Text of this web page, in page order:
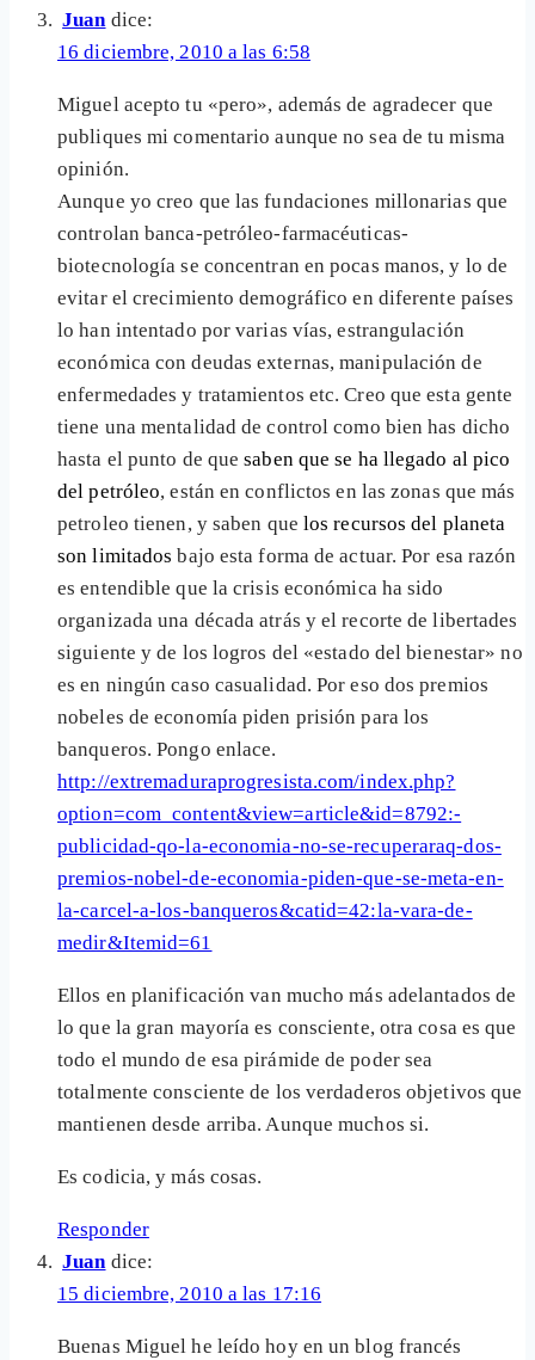
Juan dice:
16 diciembre, 2010 a las 6:58
Miguel acepto tu «pero», además de agradecer que
publiques mi comentario aunque no sea de tu misma
opinión.
Aunque yo creo que las fundaciones millonarias que
controlan banca-petróleo-farmacéuticas-
biotecnología se concentran en pocas manos, y lo de
evitar el crecimiento demográfico en diferente países
lo han intentado por varias vías, estrangulación
económica con deudas externas, manipulación de
enfermedades y tratamientos etc. Creo que esta gente
tiene una mentalidad de control como bien has dicho
hasta el punto de quesaben que se ha llegado al pico
del petróleo, están en conflictos en las zonas que más
petroleo tienen, y saben que los recursos del planeta
son limitadosbajo esta forma de actuar. Por esa razón
es entendible que la crisis económica ha sido
organizada una década atrás y el recorte de libertades
siguiente y de los logros del «estado del bienestar» no
es en ningún caso casualidad. Por eso dos premios
nobeles de economía piden prisión para los
banqueros. Pongo enlace.
http://extremaduraprogresista.com/index.php?
option=com_content&view=article&id=8792:-
publicidad-qo-la-economia-no-se-recuperaraq-dos-
premios-nobel-de-economia-piden-que-se-meta-en-
la-carcel-a-los-banqueros&catid=42:la-vara-de-
medir&Itemid=61
Ellos en planificación van mucho más adelantados de
lo que la gran mayoría es consciente, otra cosa es que
todo el mundo de esa pirámide de poder sea
totalmente consciente de los verdaderos objetivos que
mantienen desde arriba. Aunque muchos si.
Es codicia, y más cosas.
Responder
Juan dice:
15 diciembre, 2010 a las 17:16
Buenas Miguel he leído hoy en un blog francés